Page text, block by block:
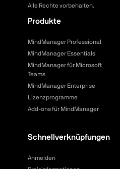
Alle Rechte vorbehalten.
Produkte
MindManager Professional
MindManager Essentials
MindManager für Microsoft
Teams
MindManager Enterprise
Lizenzprogramme
Add-ons für MindManager
Schnellverknüpfungen
Anmelden